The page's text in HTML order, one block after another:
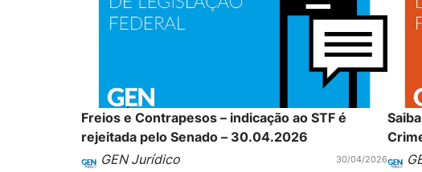
Freios e Contrapesos – indicação ao STF é
rejeitada pelo Senado – 30.04.2026
GEN Jurídico
30/04/2026